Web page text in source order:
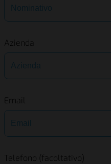
Azienda
Email
Telefono (facoltativo)